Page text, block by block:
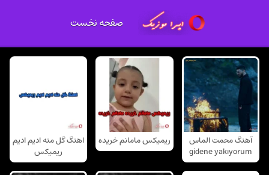
صفحه نخست
آهنگ محمت الماس
gidene yakıyorum
ریمیکس مامانم خریده
اهنگ گل منه ادیم ادیم
ریمیکس